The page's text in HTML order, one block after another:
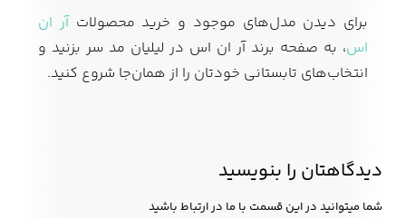
برای دیدن مدل‌های موجود و خرید محصولاتآر ان
اس، به صفحه برند آر ان اس در لیلیان مد سر بزنید و
انتخاب‌های تابستانی خودتان را از همان‌جا شروع کنید.
دیدگاهتان را بنویسید
شما میتوانید در این قسمت با ما در ارتباط باشید